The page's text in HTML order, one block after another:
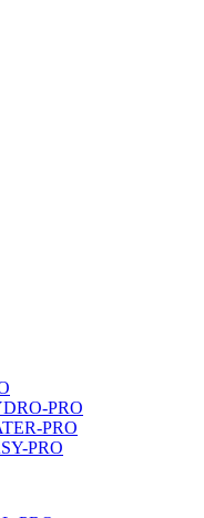
PRO
PRO
PRO